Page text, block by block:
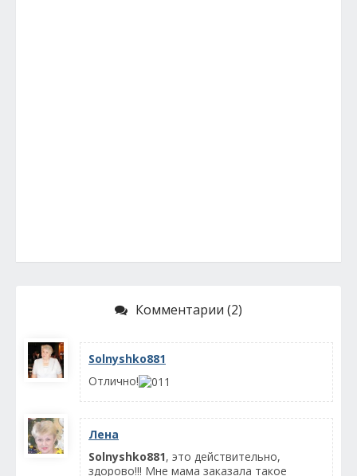
Комментарии (2)
Solnyshko881
Отлично!
Лена
Solnyshko881, это действительно,
здорово!!! Мне мама заказала такое